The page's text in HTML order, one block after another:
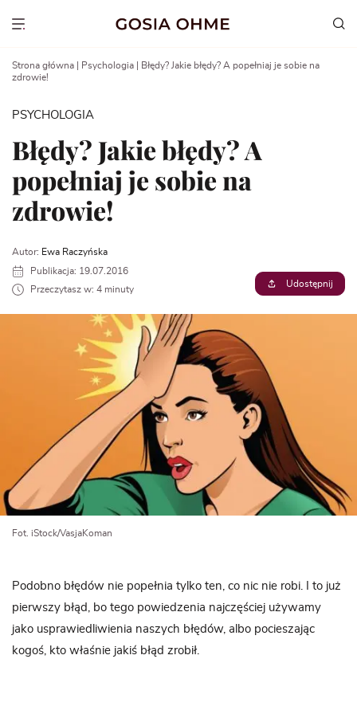
Show menu
Strona główna Psychologia
Błędy? Jakie błędy? A popełniaj je sobie na
zdrowie!
PSYCHOLOGIA
Błędy? Jakie błędy? A
popełniaj je sobie na
zdrowie!
Autor: Ewa Raczyńska
Publikacja: 19.07.2016
Przeczytasz w: 4 minuty
Udostępnij
Fot. iStock/VasjaKoman
Podobno błędów nie popełnia tylko ten, co nic nie robi. I to już
pierwszy błąd, bo tego powiedzenia najczęściej używamy
jako usprawiedliwienia naszych błędów, albo pocieszając
kogoś, kto właśnie jakiś błąd zrobił.